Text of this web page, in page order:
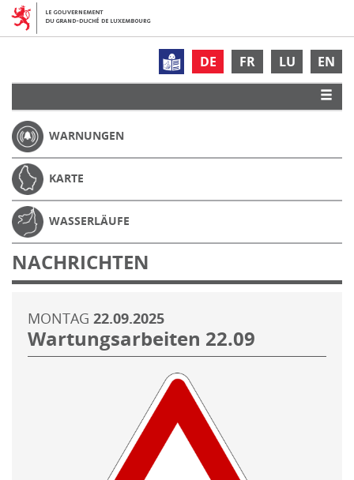
DE FR LU EN
WARNUNGEN
KARTE
WASSERLÄUFE
NACHRICHTEN
MONTAG 22.09.2025
Wartungsarbeiten 22.09